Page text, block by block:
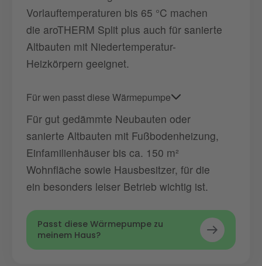
Vorlauftemperaturen bis 65 °C machen
die aroTHERM Split plus auch für sanierte
Altbauten mit Niedertemperatur-
Heizkörpern geeignet.
Für wen passt diese Wärmepumpe
Für gut gedämmte Neubauten oder
sanierte Altbauten mit Fußbodenheizung,
Einfamilienhäuser bis ca. 150 m²
Wohnfläche sowie Hausbesitzer, für die
ein besonders leiser Betrieb wichtig ist.
Passt diese Wärmepumpe zu
meinem Haus?